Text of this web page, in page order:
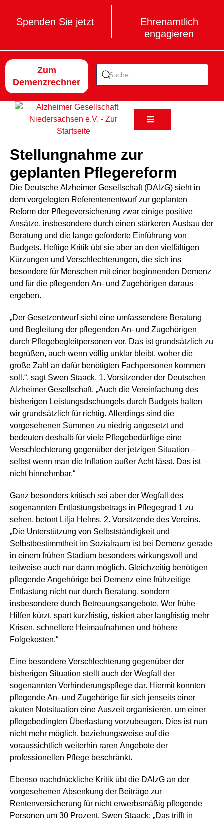
Spenden Sie jetzt
Ehrenamtlich
engagieren
Search
Zum
Demenzrechner
Stellungnahme zur
geplanten Pflegereform
Die Deutsche Alzheimer Gesellschaft (DAlzG) sieht in
dem vorgelegten Referentenentwurf zur geplanten
Reform der Pflegeversicherung zwar einige positive
Ansätze, insbesondere durch einen stärkeren Ausbau der
Beratung und die lange geforderte Einführung von
Budgets. Heftige Kritik übt sie aber an den vielfältigen
Kürzungen und Verschlechterungen, die sich ins
besondere für Menschen mit einer beginnenden Demenz
und für die pflegenden An- und Zugehörigen daraus
ergeben.
„Der Gesetzentwurf sieht eine umfassendere Beratung
und Begleitung der pflegenden An- und Zugehörigen
durch Pflegebegleitpersonen vor. Das ist grundsätzlich zu
begrüßen, auch wenn völlig unklar bleibt, woher die
große Zahl an dafür benötigten Fachpersonen kommen
soll.“, sagt Swen Staack, 1. Vorsitzender der Deutschen
Alzheimer Gesellschaft. „Auch die Vereinfachung des
bisherigen Leistungsdschungels durch Budgets halten
wir grundsätzlich für richtig. Allerdings sind die
vorgesehenen Summen zu niedrig angesetzt und
bedeuten deshalb für viele Pflegebedürftige eine
Verschlechterung gegenüber der jetzigen Situation –
selbst wenn man die Inflation außer Acht lässt. Das ist
nicht hinnehmbar.“
Ganz besonders kritisch sei aber der Wegfall des
sogenannten Entlastungsbetrags in Pflegegrad 1 zu
sehen, betont Lilja Helms, 2. Vorsitzende des Vereins.
„Die Unterstützung von Selbstständigkeit und
Selbstbestimmtheit im Sozialraum ist bei Demenz gerade
in einem frühen Stadium besonders wirkungsvoll und
teilweise auch nur dann möglich. Gleichzeitig benötigen
pflegende Angehörige bei Demenz eine frühzeitige
Entlastung nicht nur durch Beratung, sondern
insbesondere durch Betreuungsangebote. Wer frühe
Hilfen kürzt, spart kurzfristig, riskiert aber langfristig mehr
Krisen, schnellere Heimaufnahmen und höhere
Folgekosten.“
Eine besondere Verschlechterung gegenüber der
bisherigen Situation stellt auch der Wegfall der
sogenannten Verhinderungspflege dar. Hiermit konnten
pflegende An- und Zugehörige für sich jenseits einer
akuten Notsituation eine Auszeit organisieren, um einer
pflegebedingten Überlastung vorzubeugen. Dies ist nun
nicht mehr möglich, beziehungsweise auf die
voraussichtlich weiterhin raren Angebote der
professionellen Pflege beschränkt.
Ebenso nachdrückliche Kritik übt die DAlzG an der
vorgesehenen Absenkung der Beiträge zur
Rentenversicherung für nicht erwerbsmäßig pflegende
Personen um 30 Prozent. Swen Staack: „Das trifft in